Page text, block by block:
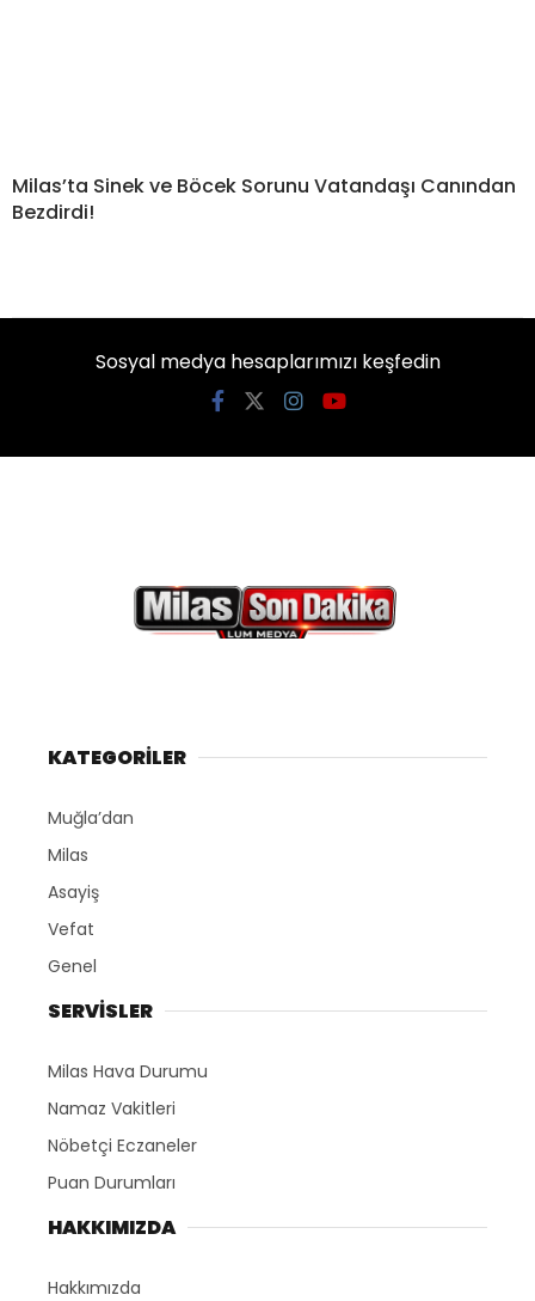
Milas’ta Sinek ve Böcek Sorunu Vatandaşı Canından
Bezdirdi!
Sosyal medya hesaplarımızı keşfedin
KATEGORİLER
Muğla’dan
Milas
Asayiş
Vefat
Genel
SERVİSLER
Milas Hava Durumu
Namaz Vakitleri
Nöbetçi Eczaneler
Puan Durumları
HAKKIMIZDA
Hakkımızda